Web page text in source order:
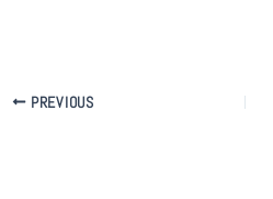
PREVIOUS